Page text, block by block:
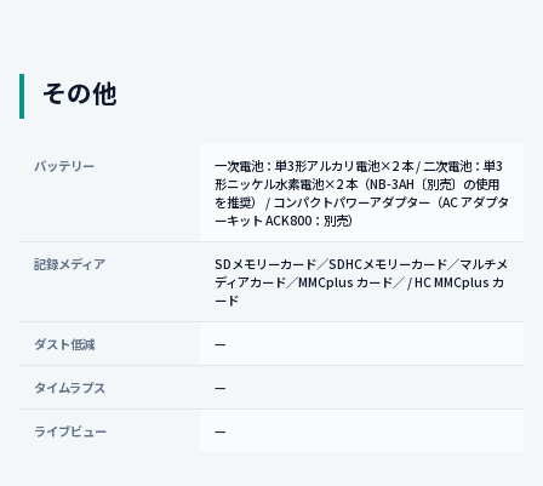
その他
バッテリー
一次電池：単3形アルカリ電池×2 本 / 二次電池：単3
形ニッケル水素電池×2 本（NB-3AH〔別売〕の使用
を推奨） / コンパクトパワーアダプター（AC アダプタ
ーキット ACK800：別売）
記録メディア
SDメモリーカード／SDHCメモリーカード／マルチメ
ディアカード／MMCplus カード／ / HC MMCplus カ
ード
ダスト低減 —
タイムラプス —
ライブビュー —